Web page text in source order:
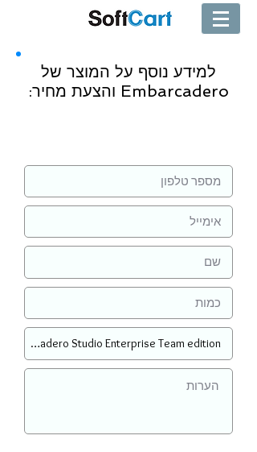
למידע נוסף על המוצר של
Embarcadero והצעת מחיר: